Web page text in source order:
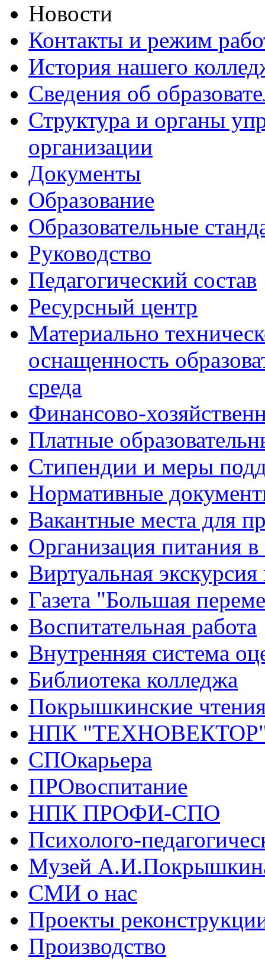
Новости
Контакты и режим
История нашего
Сведения об
Структура и органы
организации
Документы
Образование
Образовательные
Руководство
Педагогический состав
Ресурсный центр
Материально
оснащенность
среда
Финансово-
Платные
Стипендии и меры
Нормативные
Вакантные места для
Организация питания в
Виртуальная
Газета "Большая
Воспитательная работа
Внутренняя система
Библиотека колледжа
Покрышкинские
НПК
СПОкарьера
ПРОвоспитание
НПК ПРОФИ-СПО
Психолого-
Музей
СМИ о нас
Проекты
Производство